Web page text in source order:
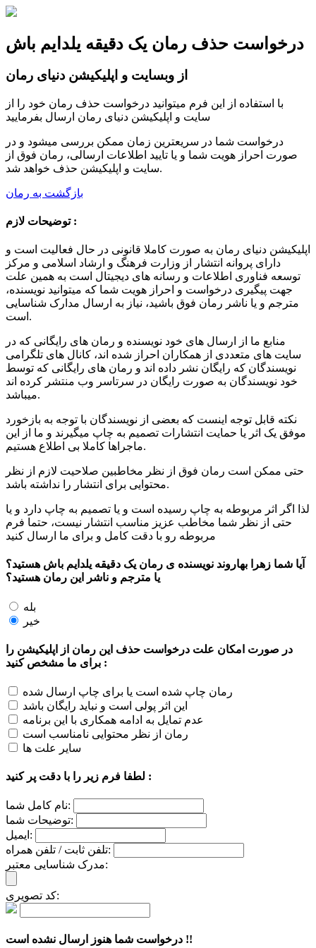
درخواست حذف رمان یک دقیقه یلدایم باش
از وبسایت و اپلیکیشن دنیای رمان
با استفاده از این فرم میتوانید درخواست حذف رمان خود را از
سایت و اپلیکیشن دنیای رمان ارسال بفرمایید
درخواست شما در سریعترین زمان ممکن بررسی میشود و در
صورت احراز هویت شما و یا تایید اطلاعات ارسالی، رمان فوق از
سایت و اپلیکیشن حذف خواهد شد.
بازگشت به رمان
توضیحات لازم :
اپلیکیشن دنیای رمان به صورت کاملا قانونی در حال فعالیت است و
دارای پروانه انتشار از وزارت فرهنگ و ارشاد اسلامی و مرکز
توسعه فناوری اطلاعات و رسانه های دیجیتال است به همین علت
جهت پیگیری درخواست و احراز هویت شما که میتوانید نویسنده،
مترجم و یا ناشر رمان فوق باشید، نیاز به ارسال مدارک شناسایی
است.
منابع ما از ارسال های خود نویسنده و رمان های رایگانی که در
سایت های متعددی از همکاران احراز شده اند، کانال های تلگرامی
نویسندگان که رایگان نشر داده اند و رمان های رایگانی که توسط
خود نویسندگان به صورت رایگان در سرتاسر وب منتشر کرده اند
میباشد.
نکته قابل توجه اینست که بعضی از نویسندگان با توجه به بازخورد
موفق یک اثر یا حمایت انتشارات تصمیم به چاپ میگیرند و ما از این
ماجراها کاملا بی اطلاع هستیم.
حتی ممکن است رمان فوق از نظر مخاطبین صلاحیت لازم از نظر
محتوایی برای انتشار را نداشته باشد.
لذا اگر اثر مربوطه به چاپ رسیده است و یا تصمیم به چاپ دارد و یا
حتی از نظر شما مخاطب عزیز مناسب انتشار نیست، حتما فرم
مربوطه رو با دقت کامل و برای ما ارسال کنید
آیا شما زهرا بهاروند نویسنده ی رمان یک دقیقه یلدایم باش هستید؟
یا مترجم و ناشر این رمان هستید؟
بله
خیر
در صورت امکان علت درخواست حذف این رمان از اپلیکیشن را
برای ما مشخص کنید :
رمان چاپ شده است یا برای چاپ ارسال شده
این اثر پولی است و نباید رایگان باشد
عدم تمایل به ادامه همکاری با این برنامه
رمان از نظر محتوایی نامناسب است
سایر علت ها
لطفا فرم زیر را با دقت پر کنید :
نام کامل شما:
توضیحات شما:
ایمیل:
تلفن ثابت / تلفن همراه:
مدرک شناسایی معتبر:
کد تصویری:
درخواست شما هنوز ارسال نشده است !!